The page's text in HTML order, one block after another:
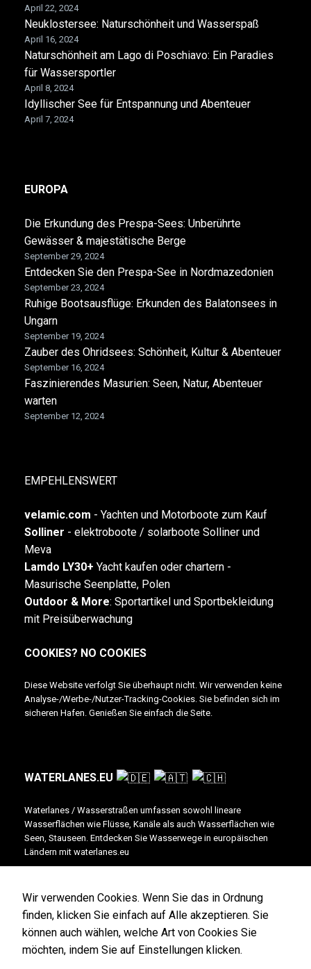
April 22, 2024
Neuklostersee: Naturschönheit und Wasserspaß
April 16, 2024
Naturschönheit am Lago di Poschiavo: Ein Paradies
für Wassersportler
April 8, 2024
Idyllischer See für Entspannung und Abenteuer
April 7, 2024
EUROPA
Die Erkundung des Prespa-Sees: Unberührte
Gewässer & majestätische Berge
September 29, 2024
Entdecken Sie den Prespa-See in Nordmazedonien
September 23, 2024
Ruhige Bootsausflüge: Erkunden des Balatonsees in
Ungarn
September 19, 2024
Zauber des Ohridsees: Schönheit, Kultur & Abenteuer
September 16, 2024
Faszinierendes Masurien: Seen, Natur, Abenteuer
warten
September 12, 2024
EMPEHLENSWERT
velamic.com - Yachten und Motorboote zum Kauf
Solliner - elektroboote / solarboote Solliner und
Meva
Lamdo LY30+ Yacht kaufen oder chartern -
Masurische Seenplatte, Polen
Outdoor & More: Sportartikel und Sportbekleidung
mit Preisüberwachung
COOKIES? NO COOKIES
Diese Website verfolgt Sie überhaupt nicht. Wir verwenden keine
Analyse-/Werbe-/Nutzer-Tracking-Cookies. Sie befinden sich im
sicheren Hafen. Genießen Sie einfach die Seite.
WATERLANES.EU
Waterlanes / Wasserstraßen umfassen sowohl lineare
Wasserflächen wie Flüsse, Kanäle als auch Wasserflächen wie
Seen, Stauseen. Entdecken Sie Wasserwege in europäischen
Ländern mit waterlanes.eu
publisher @ Inventory
Write for us / Für uns schreiben
© waterlanes.eu / Inventory 2022-2026
Wir verwenden Cookies. Wenn Sie das in Ordnung
finden, klicken Sie einfach auf Alle akzeptieren. Sie
können auch wählen, welche Art von Cookies Sie
möchten, indem Sie auf Einstellungen klicken.